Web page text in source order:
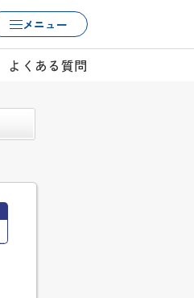
メニュー
よくある質問